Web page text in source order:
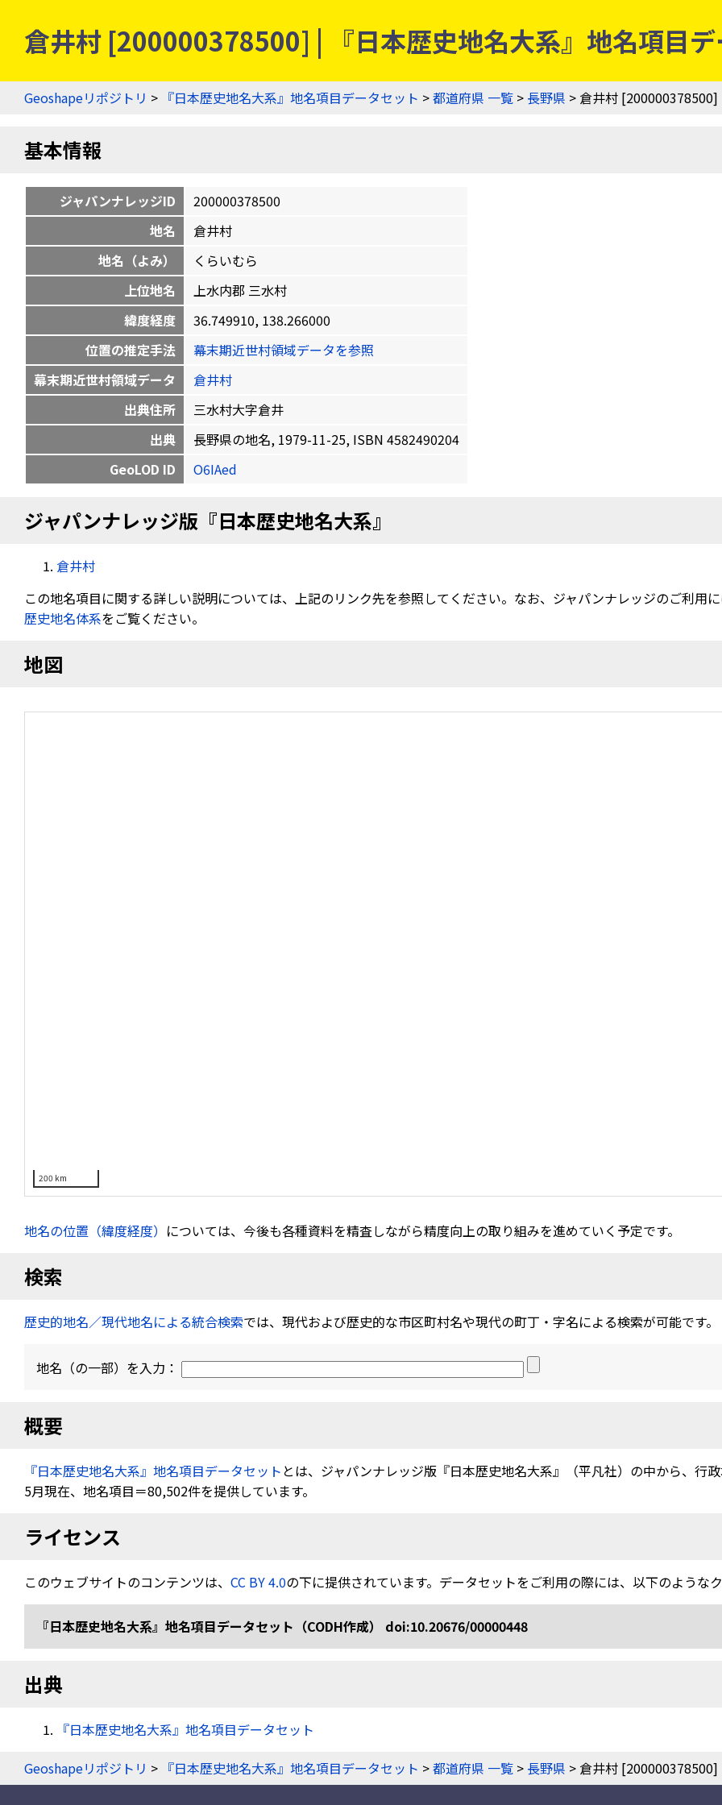
倉井村 [200000378500] | 『日本歴史地名大系』地名項目デ
Geoshapeリポジトリ > 『日本歴史地名大系』地名項目データセット >都道府県 一覧 > 長野県 > 倉井村 [200000378500]
基本情報
ジャパンナレッジID
200000378500
地名
倉井村
地名（よみ）
くらいむら
上位地名
上水内郡 三水村
緯度経度
36.749910, 138.266000
位置の推定手法
幕末期近世村領域データを参照
幕末期近世村領域データ
倉井村
出典住所
三水村大字倉井
出典
長野県の地名, 1979-11-25, ISBN 4582490204
GeoLOD ID
O6IAed
ジャパンナレッジ版『日本歴史地名大系』
倉井村
この地名項目に関する詳しい説明については、上記のリンク先を参照してください。なお、ジャパンナレッジのご利用
歴史地名体系をご覧ください。
地図
200 km
地名の位置（緯度経度） については、今後も各種資料を精査しながら精度向上の取り組みを進めていく予定です。
検索
歴史的地名／現代地名による統合検索では、現代および歴史的な市区町村名や現代の町丁・字名による検索が可能です。
地名（の一部）を入力：
概要
『日本歴史地名大系』地名項目データセット とは、ジャパンナレッジ版『日本歴史地名大系』（平凡社）の中から、行
5月現在、地名項目＝80,502件を提供しています。
ライセンス
このウェブサイトのコンテンツは、 CC BY 4.0の下に提供されています。データセットをご利用の際には、以下のような
『日本歴史地名大系』地名項目データセット（CODH作成） doi:10.20676/00000448
出典
『日本歴史地名大系』地名項目データセット
Geoshapeリポジトリ > 『日本歴史地名大系』地名項目データセット >都道府県 一覧 > 長野県 > 倉井村 [200000378500]